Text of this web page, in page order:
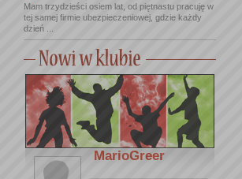
Mam trzydzieści osiem lat, od piętnastu pracuję w
tej samej firmie ubezpieczeniowej, gdzie każdy
dzień ...
MarioGreer